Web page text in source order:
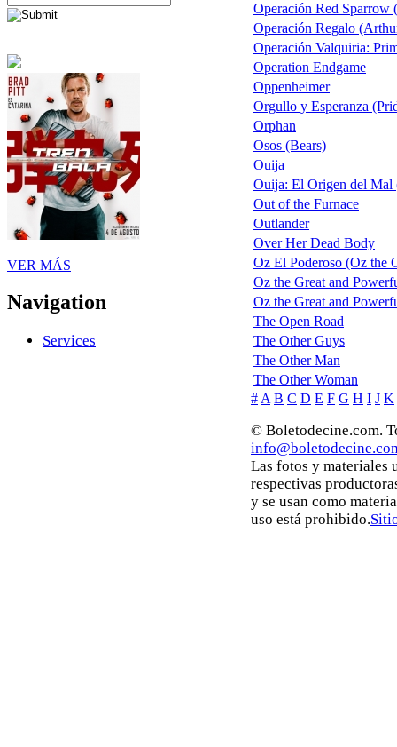
VER MÁS
Navigation
Services
Operación Red Sparrow
Operación Regalo
Operación Valquiria:
Operation Endgame
Oppenheimer
Orgullo y Esperanza
Orphan
Osos (Bears)
Ouija
Ouija: El Origen del
Out of the Furnace
Outlander
Over Her Dead Body
Oz El Poderoso (Oz the
Oz the Great and
Oz the Great and
The Open Road
The Other Guys
The Other Man
The Other Woman
# A B C D E F G H I J K
© Boletodecine.com.
Las fotos y materiales
respectivas
y se usan como
uso está prohibido.